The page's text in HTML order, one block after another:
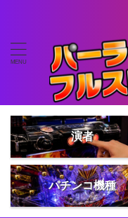
演者
パチンコ機種